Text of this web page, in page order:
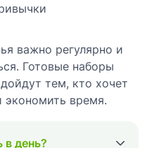
важно регулярно и
Готовые наборы
тем, кто хочет
экономить время.
день?